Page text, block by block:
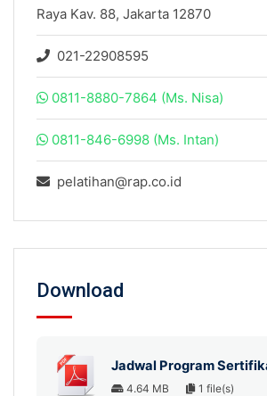
Raya Kav. 88, Jakarta 12870
021-22908595
0811-8880-7864 (Ms. Nisa)
0811-846-6998 (Ms. Intan)
pelatihan@rap.co.id
Download
Jadwal Program
4.64 MB 1 file(s)